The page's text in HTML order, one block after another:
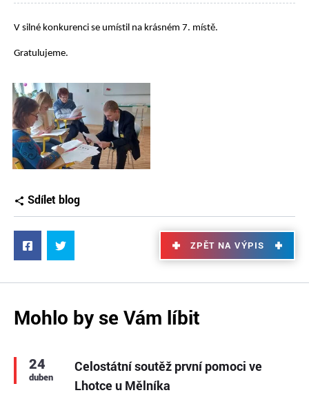
V silné konkurenci se umístil na krásném 7. místě.
Gratulujeme.
Sdílet blog
ZPĚT NA VÝPIS
Mohlo by se Vám líbit
24
duben
Celostátní soutěž první pomoci ve
Lhotce u Mělníka